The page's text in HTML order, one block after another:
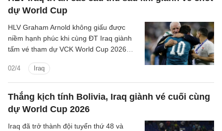
dự World Cup
02/4 Iraq
HLV Graham Arnold không giấu được
niềm hạnh phúc khi cùng ĐT Iraq giành
tấm vé tham dự VCK World Cup 2026
Thắng kịch tính Bolivia, Iraq giành vé cuối cùng
dự World Cup 2026
Iraq đã trở thành đội tuyển thứ 48 và